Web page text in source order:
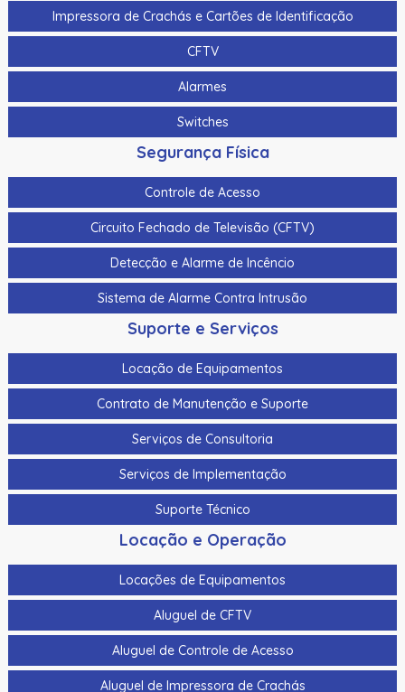
Impressora de Crachás e Cartões de Identificação
CFTV
Alarmes
Switches
Segurança Física
Controle de Acesso
Circuito Fechado de Televisão (CFTV)
Detecção e Alarme de Incêncio
Sistema de Alarme Contra Intrusão
Suporte e Serviços
Locação de Equipamentos
Contrato de Manutenção e Suporte
Serviços de Consultoria
Serviços de Implementação
Suporte Técnico
Locação e Operação
Locações de Equipamentos
Aluguel de CFTV
Aluguel de Controle de Acesso
Aluguel de Impressora de Crachás